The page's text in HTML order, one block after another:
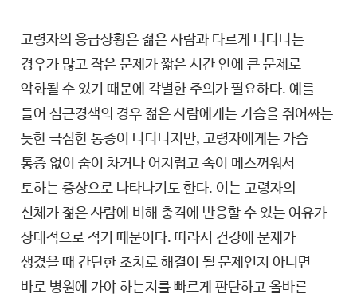
고령자의 응급상황은 젊은 사람과 다르게 나타나는
경우가 많고 작은 문제가 짧은 시간 안에 큰 문제로
악화될 수 있기 때문에 각별한 주의가 필요하다. 예를
들어 심근경색의 경우 젊은 사람에게는 가슴을 쥐어짜는
듯한 극심한 통증이 나타나지만, 고령자에게는 가슴
통증 없이 숨이 차거나 어지럽고 속이 메스꺼워서
토하는 증상으로 나타나기도 한다. 이는 고령자의
신체가 젊은 사람에 비해 충격에 반응할 수 있는 여유가
상대적으로 적기 때문이다. 따라서 건강에 문제가
생겼을 때 간단한 조치로 해결이 될 문제인지 아니면
바로 병원에 가야 하는지를 빠르게 판단하고 올바른